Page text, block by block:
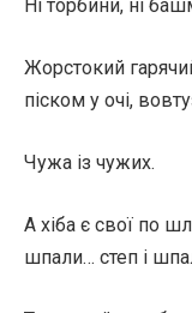
Ні торбини, ні
Жорстокий
піском у очі,
Чужа із чужих.
А хіба є свої по
шпали… степ і